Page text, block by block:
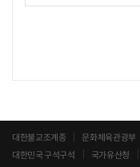
대한불교조계종 문화체육관광부
대한민국 구석구석
국가유산청